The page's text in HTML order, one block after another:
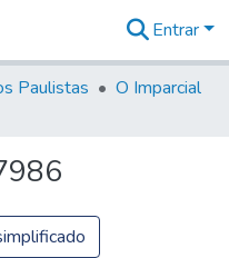
Entrar
Paulistas
O Imparcial